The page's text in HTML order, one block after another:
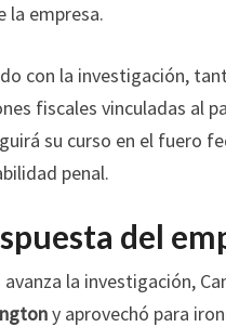
la empresa.
con la investigación,
fiscales vinculadas al
su curso en el fuero
penal.
del
avanza la investigación,
y aprovechó para